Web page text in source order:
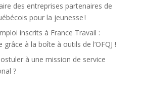
des entreprises partenaires de
pour la jeunesse !
inscrits à France Travail :
à la boîte à outils de l’OFQJ !
à une mission de service
?